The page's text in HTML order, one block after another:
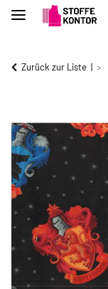
Zurück zur Liste